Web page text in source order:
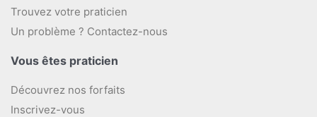
Trouvez votre praticien
Un problème ? Contactez-nous
Vous êtes praticien
Découvrez nos forfaits
Inscrivez-vous